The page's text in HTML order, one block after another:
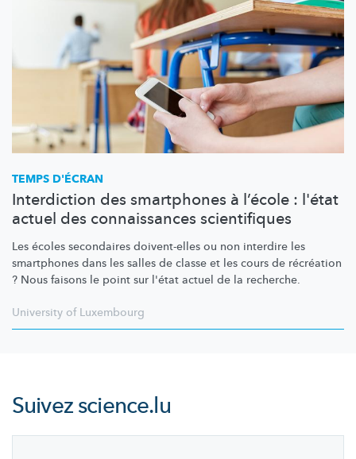
TEMPS D'ÉCRAN
Interdiction des smartphones à l’école : l'état
actuel des connaissances scientifiques
Les écoles secondaires doivent-elles ou non interdire les
smartphones dans les salles de classe et les cours de récréation
? Nous faisons le point sur l'état actuel de la recherche.
University of Luxembourg
Suivezscience.lu